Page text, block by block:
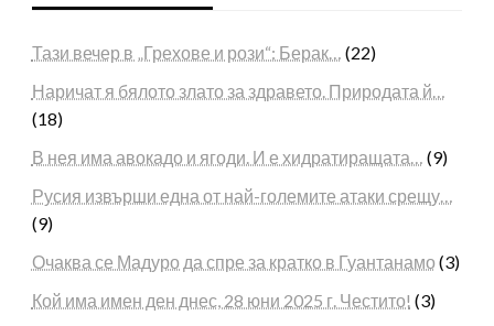
Тази вечер в „Грехове и рози“: Берак… (22)
Наричат я бялото злато за здравето. Природата й…
(18)
В нея има авокадо и ягоди. И е хидратиращата… (9)
Русия извърши една от най-големите атаки срещу…
(9)
Очаква се Мадуро да спре за кратко в Гуантанамо (3)
Кой има имен ден днес, 28 юни 2025 г. Честито! (3)